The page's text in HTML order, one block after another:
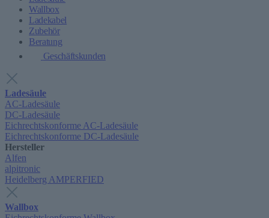
Wallbox
Ladekabel
Zubehör
Beratung
Geschäftskunden
Ladesäule
AC-Ladesäule
DC-Ladesäule
Eichrechtskonforme AC-Ladesäule
Eichrechtskonforme DC-Ladesäule
Hersteller
Alfen
alpitronic
Heidelberg AMPERFIED
Wallbox